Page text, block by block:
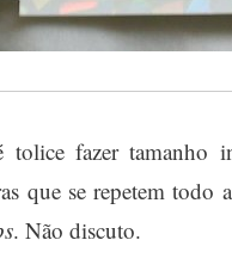
fazer tamanho
que se repetem todo
. Não discuto.